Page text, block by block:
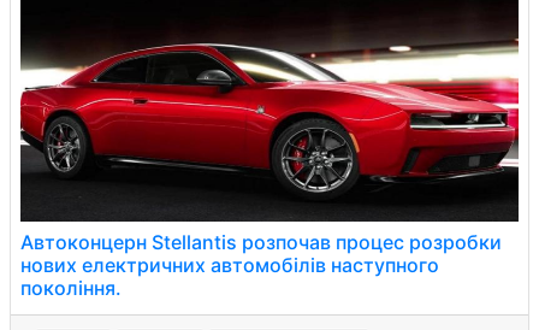
Автоконцерн Stellantis розпочав процес розробки
нових електричних автомобілів наступного
покоління.